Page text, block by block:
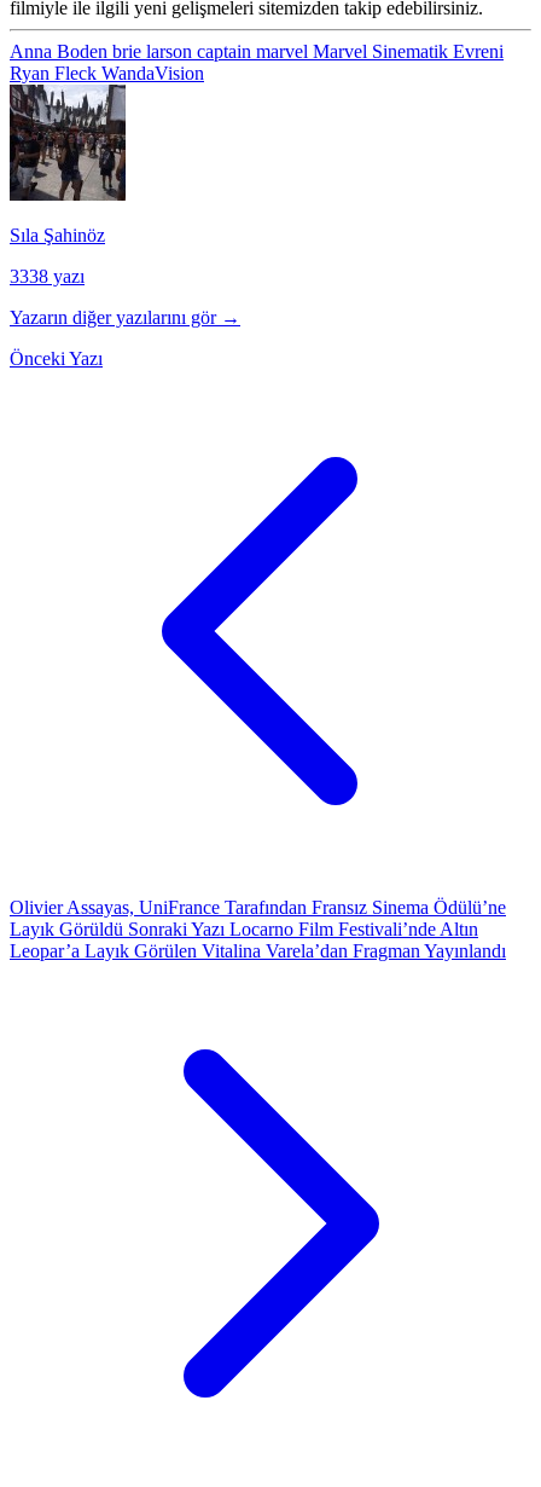
filmiyle ile ilgili yeni gelişmeleri sitemizden takip edebilirsiniz.
Anna Boden brie larson captain marvel Marvel Sinematik Evreni
Ryan Fleck WandaVision
Sıla Şahinöz
3338 yazı
Yazarın diğer yazılarını gör →
Önceki Yazı
Olivier Assayas, UniFrance Tarafından Fransız Sinema Ödülü’ne
Layık Görüldü Sonraki Yazı Locarno Film Festivali’nde Altın
Leopar’a Layık Görülen Vitalina Varela’dan Fragman Yayınlandı